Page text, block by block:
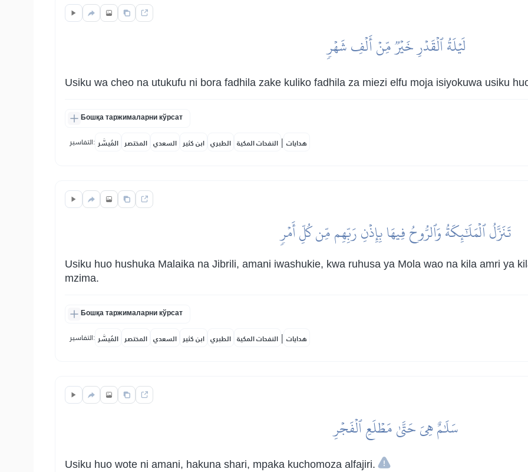
لَيۡلَةُ ٱلۡقَدۡرِ خَيۡرٞ مِّنۡ أَلۡفِ شَهۡرٖ
Usiku wa cheo na utukufu ni bora fadhila zake kuliko fadhila za miezi elfu moja isiyokuwa usiku
Бошқа таржималарни кўрсат
التفاسير: المُيسَّر المختصر السعدي ابن كثير الطبري النفحات المكية | هدايات
تَنَزَّلُ ٱلۡمَلَٰٓئِكَةُ وَٱلرُّوحُ فِيهَا بِإِذۡنِ رَبِّهِم مِّن كُلِّ أَمۡرٖ
Usiku huo hushuka Malaika na Jibrili, amani iwashukie, kwa ruhusa ya Mola wao na kila amri ya
mzima.
Бошқа таржималарни кўрсат
التفاسير: المُيسَّر المختصر السعدي ابن كثير الطبري النفحات المكية | هدايات
سَلَٰمٌ هِيَ حَتَّىٰ مَطۡلَعِ ٱلۡفَجۡرِ
Usiku huo wote ni amani, hakuna shari, mpaka kuchomoza alfajiri.